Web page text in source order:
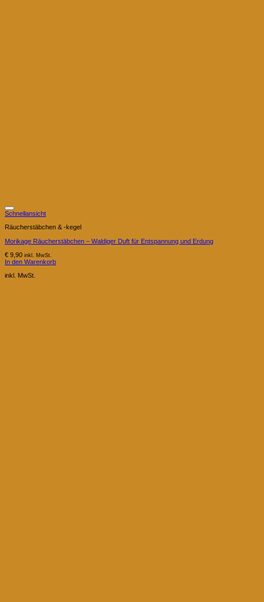
Schnellansicht
Räucherstäbchen & -kegel
Morikage Räucherstäbchen – Waldiger Duft für Entspannung und Erdung
€ 9,90 inkl. MwSt.
In den Warenkorb
inkl. MwSt.